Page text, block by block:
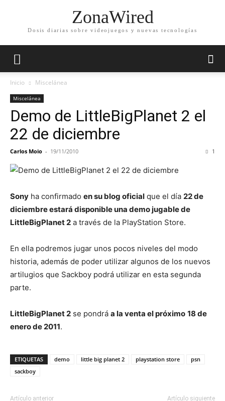
ZonaWired
Dosis diarias sobre videojuegos y nuevas tecnologías
Inicio Miscelánea
Miscelánea
Demo de LittleBigPlanet 2 el
22 de diciembre
Carlos Moio - 19/11/2010 1
Sony ha confirmado en su blog oficial que el día 22 de
diciembre estará disponible una demo jugable de
LittleBigPlanet 2 a través de la PlayStation Store.
En ella podremos jugar unos pocos niveles del modo
historia, además de poder utilizar algunos de los nuevos
artilugios que Sackboy podrá utilizar en esta segunda
parte.
LittleBigPlanet 2 se pondrá a la venta el próximo 18 de
enero de 2011.
ETIQUETAS demo little big planet 2 playstation store
psn
sackboy
Artículo anterior Artículo siguiente